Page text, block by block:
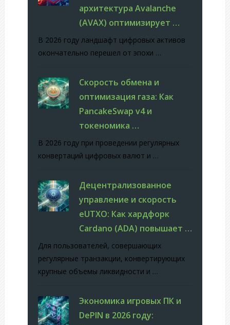
архитектура Avalanche
(AVAX) оптимизирует …
В 2026 году ландшафт цифровых активов
окончательно перешел от эпохи …
Скорость обмена и
оптимизация газа: Как
PancakeSwap v4 и
токеномика …
В 2026 году при проведении регулярных
конвертаций цифровых валют и …
Децентрализованное
управление и скорость
eUTXO: Как хардфорк
Cardano (ADA) повышает …
Для пользователей, совершающих
регулярные транзакции, конвертирующих
крупные объемы ликвидности и …
Экономика игровых ПК и
DePIN в 2026 году: